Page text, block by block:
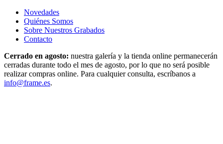
Novedades
Quiénes Somos
Sobre Nuestros Grabados
Contacto
Cerrado en agosto: nuestra galería y la tienda online permanecerán
cerradas durante todo el mes de agosto, por lo que no será posible
realizar compras online. Para cualquier consulta, escríbanos a
info@frame.es.